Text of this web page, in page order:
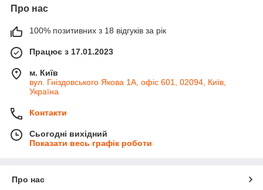
Про нас
100% позитивних з 18 відгуків за рік
Працює з 17.01.2023
м. Київ
вул. Гніздовського Якова 1А, офіс 601, 02094, Київ,
Україна
Контакти
Сьогодні вихідний
Показати весь графік роботи
Про нас